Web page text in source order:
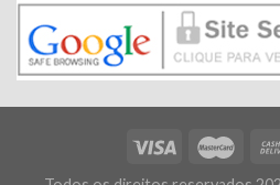
Nossa equipe de